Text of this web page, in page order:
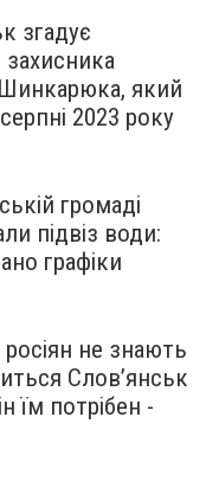
згадує
захисника
який
2023 року
громаді
підвіз води:
графіки
росіян не знають
Слов’янськ
їм потрібен -